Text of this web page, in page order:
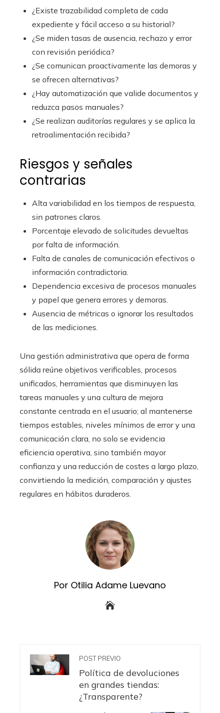
¿Existe trazabilidad completa de cada
expediente y fácil acceso a su historial?
¿Se miden tasas de ausencia, rechazo y error
con revisión periódica?
¿Se comunican proactivamente las demoras y
se ofrecen alternativas?
¿Hay automatización que valide documentos y
reduzca pasos manuales?
¿Se realizan auditorías regulares y se aplica la
retroalimentación recibida?
Riesgos y señales
contrarias
Alta variabilidad en los tiempos de respuesta,
sin patrones claros.
Porcentaje elevado de solicitudes devueltas
por falta de información.
Falta de canales de comunicación efectivos o
información contradictoria.
Dependencia excesiva de procesos manuales
y papel que genera errores y demoras.
Ausencia de métricas o ignorar los resultados
de las mediciones.
Una gestión administrativa que opera de forma
sólida reúne objetivos verificables, procesos
unificados, herramientas que disminuyen las
tareas manuales y una cultura de mejora
constante centrada en el usuario; al mantenerse
tiempos estables, niveles mínimos de error y una
comunicación clara, no solo se evidencia
eficiencia operativa, sino también mayor
confianza y una reducción de costes a largo plazo,
convirtiendo la medición, comparación y ajustes
regulares en hábitos duraderos.
Por Otilia Adame Luevano
POST PREVIO
Política de devoluciones
en grandes tiendas:
¿Transparente?